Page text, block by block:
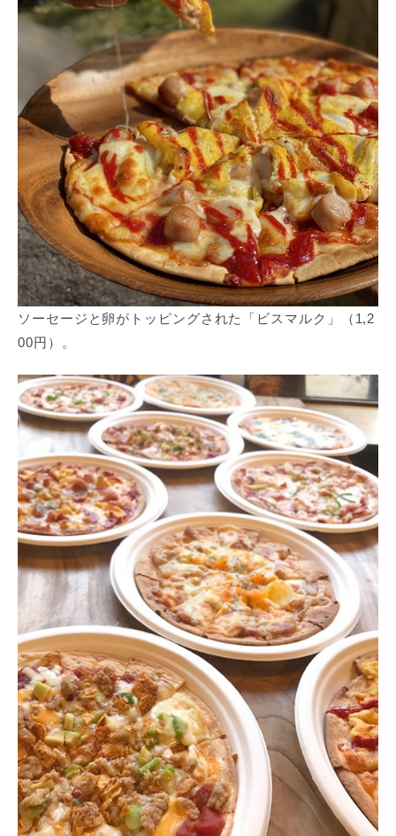
ソーセージと卵がトッピングされた「ビスマルク」（1,2
00円）。